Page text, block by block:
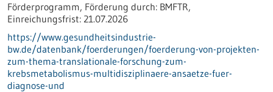
Förderprogramm, Förderung durch: BMFTR,
Einreichungsfrist: 21.07.2026
https://www.gesundheitsindustrie-
bw.de/datenbank/foerderungen/foerderung-von-projekten-
zum-thema-translationale-forschung-zum-
krebsmetabolismus-multidisziplinaere-ansaetze-fuer-
diagnose-und